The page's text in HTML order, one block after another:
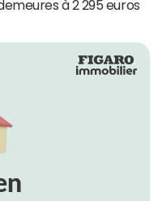
à 2 295 euros